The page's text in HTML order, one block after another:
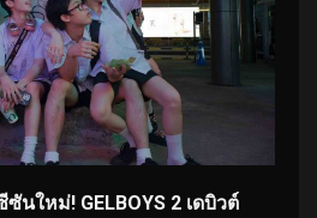
ซันใหม่! GELBOYS 2 เดบิวต์